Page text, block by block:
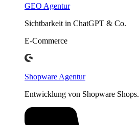
GEO Agentur
Sichtbarkeit in ChatGPT & Co.
E-Commerce
Shopware Agentur
Entwicklung von Shopware Shops.